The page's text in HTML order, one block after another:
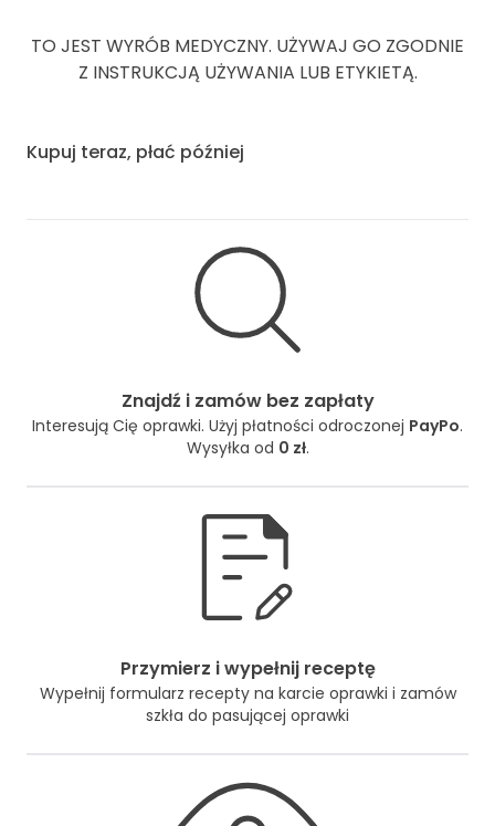
TO JEST WYRÓB MEDYCZNY. UŻYWAJ GO ZGODNIE
Z INSTRUKCJĄ UŻYWANIA LUB ETYKIETĄ.
Kupuj teraz, płać później
Znajdź i zamów bez zapłaty
Interesują Cię oprawki. Użyj płatności odroczonej PayPo.
Wysyłka od 0 zł.
Przymierz i wypełnij receptę
Wypełnij formularz recepty na karcie oprawki i zamów
szkła do pasującej oprawki